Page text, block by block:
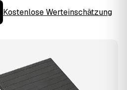
Kostenlose Werteinschätzung